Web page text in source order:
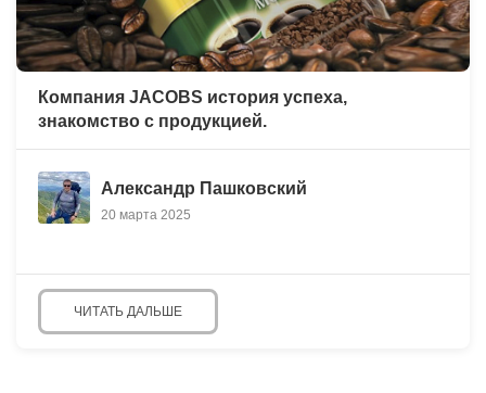
Компания JACOBS история успеха,
знакомство с продукцией.
Александр Пашковский
20 марта 2025
ЧИТАТЬ ДАЛЬШЕ